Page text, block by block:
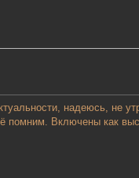
надеюсь, не
Включены как